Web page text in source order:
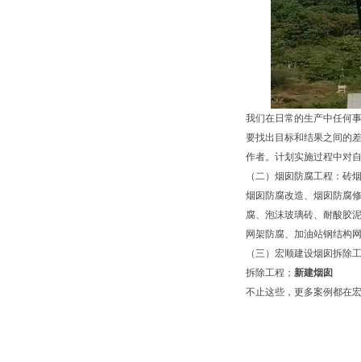
我们在日常的生产中任何
要找出目标和结果之间的
作者。计划实施过程中对
（二）烟囱防腐工程：砖
烟囱防腐改造、烟囱防腐
腐、泡沫玻璃砖、耐酸胶
网架防腐、加油站钢结构
（三 ）宏顺建设烟囱拆除
拆除工程； 新建烟囱
不止这些，更多案例都在